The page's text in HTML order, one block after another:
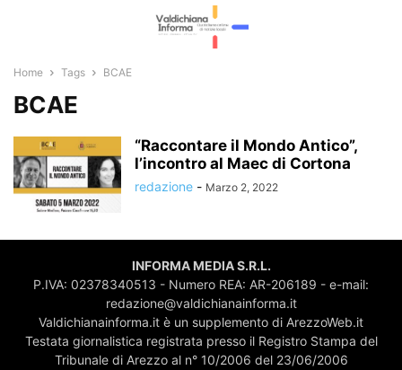
Home Tags BCAE
BCAE
“Raccontare il Mondo Antico”,
l’incontro al Maec di Cortona
redazione - Marzo 2, 2022
INFORMA MEDIA S.R.L.
P.IVA: 02378340513 - Numero REA: AR-206189 - e-mail:
redazione@valdichianainforma.it
Valdichianainforma.it è un supplemento di ArezzoWeb.it
Testata giornalistica registrata presso il Registro Stampa del
Tribunale di Arezzo al n° 10/2006 del 23/06/2006